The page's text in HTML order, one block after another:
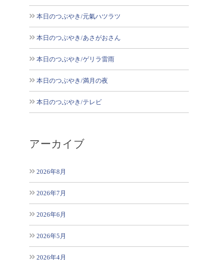
本日のつぶやき/元氣ハツラツ
本日のつぶやき/あさがおさん
本日のつぶやき/ゲリラ雷雨
本日のつぶやき/満月の夜
本日のつぶやき/テレビ
アーカイブ
2026年8月
2026年7月
2026年6月
2026年5月
2026年4月